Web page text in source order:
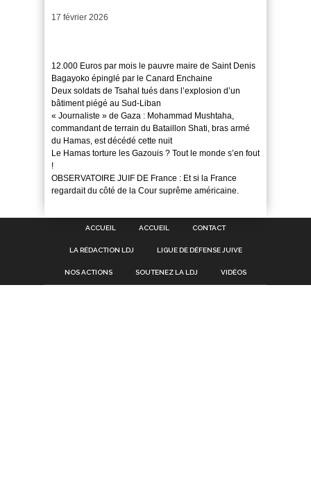
Date
17 février 2026
12.000 Euros par mois le pauvre maire de Saint Denis
Bagayoko épinglé par le Canard Enchaine
Deux soldats de Tsahal tués dans l’explosion d’un
bâtiment piégé au Sud-Liban
« Journaliste » de Gaza : Mohammad Mushtaha,
commandant de terrain du Bataillon Shati, bras armé
du Hamas, est décédé cette nuit
Le Hamas torture les Gazouis ? Tout le monde s’en fout
!
OBSERVATOIRE JUIF DE France : Et si la France
regardait du côté de la Cour suprême américaine.
ACCUEIL ACCUEIL CONTACT
LA RÉDACTION LDJ LIGUE DE DÉFENSE JUIVE
NOS ACTIONS SOUTENEZ LA LDJ VIDÉOS